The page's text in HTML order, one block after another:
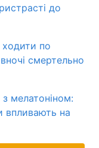
до
по
смертельно
мелатоніном:
впливають на